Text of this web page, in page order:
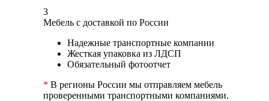
3
Мебель с доставкой по России
Надежные транспортные компании
Жесткая упаковка из ЛДСП
Обязательный фотоотчет
* В регионы России мы отправляем мебель
проверенными транспортными компаниями.